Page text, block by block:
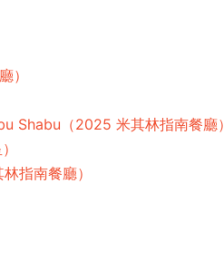
）
Shabu（2025 米其林指南餐廳）
指南餐廳）